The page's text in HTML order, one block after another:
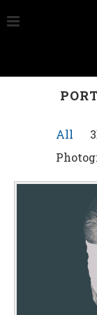
All